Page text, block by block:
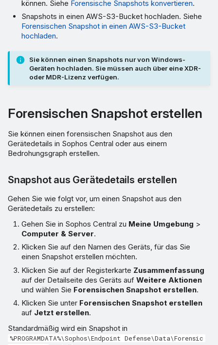
können. Siehe Forensische Snapshots konvertieren.
Snapshots in einen AWS-S3-Bucket hochladen. Siehe
Forensischen Snapshot in einen AWS-S3-Bucket
hochladen.
Sie können einen Snapshots nur von Windows-
Geräten hochladen. Sie müssen auch über eine XDR-
oder MDR-Lizenz verfügen.
Forensischen Snapshot erstellen
Sie können einen forensischen Snapshot aus den
Gerätedetails in Sophos Central oder aus einem
Bedrohungsgraph erstellen.
Snapshot aus Gerätedetails erstellen
Gehen Sie wie folgt vor, um einen Snapshot aus den
Gerätedetails zu erstellen:
Gehen Sie in Sophos Central zu Meine Umgebung >
Computer & Server.
Klicken Sie auf den Namen des Geräts, für das Sie
einen Snapshot erstellen möchten.
Klicken Sie auf der Registerkarte Zusammenfassung
auf der Detailseite des Geräts aufWeitere Aktionen
und wählen Sie Forensischen Snapshot erstellen.
Klicken Sie unter Forensischen Snapshot erstellen
auf Jetzt erstellen.
Standardmäßig wird ein Snapshot in
%PROGRAMDATA%\Sophos\Endpoint Defense\Data\Forensic